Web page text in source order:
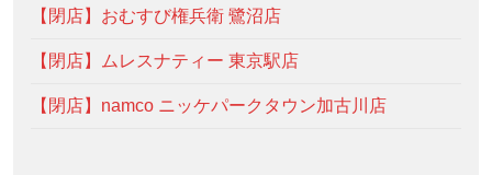
【閉店】おむすび権兵衛 鷺沼店
【閉店】ムレスナティー 東京駅店
【閉店】namco ニッケパークタウン加古川店